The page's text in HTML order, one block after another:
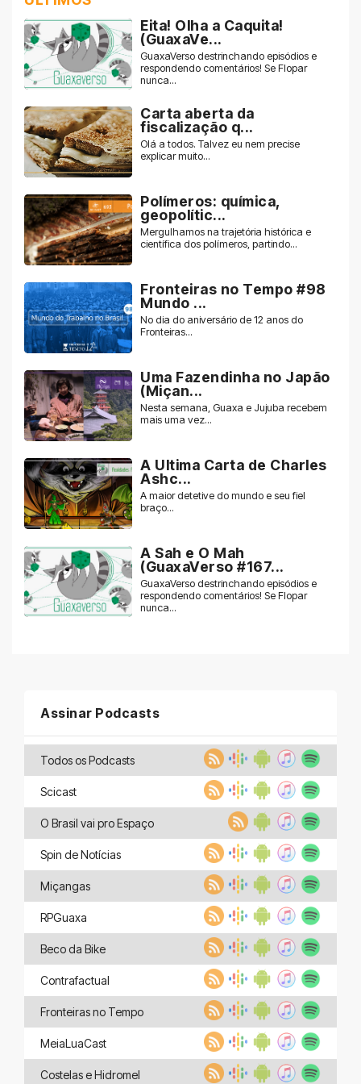
Eita! Olha a Caquita!
(GuaxaVe...
GuaxaVerso destrinchando episódios e
respondendo comentários! Se Flopar
nunca...
Carta aberta da
fiscalização q...
Olá a todos. Talvez eu nem precise
explicar muito...
Polímeros: química,
geopolític...
Mergulhamos na trajetória histórica e
científica dos polímeros, partindo...
Fronteiras no Tempo #98
Mundo ...
No dia do aniversário de 12 anos do
Fronteiras...
Uma Fazendinha no Japão
(Miçan...
Nesta semana, Guaxa e Jujuba recebem
mais uma vez...
A Ultima Carta de Charles
Ashc...
A maior detetive do mundo e seu fiel
braço...
A Sah e O Mah
(GuaxaVerso #167...
GuaxaVerso destrinchando episódios e
respondendo comentários! Se Flopar
nunca...
Assinar Podcasts
Todos os Podcasts
Scicast
O Brasil vai pro Espaço
Spin de Notícias
Miçangas
RPGuaxa
Beco da Bike
Contrafactual
Fronteiras no Tempo
MeiaLuaCast
Costelas e Hidromel